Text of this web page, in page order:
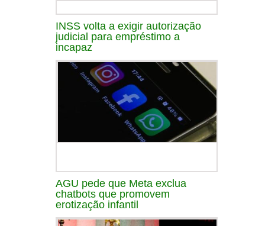
INSS volta a exigir autorização
judicial para empréstimo a
incapaz
AGU pede que Meta exclua
chatbots que promovem
erotização infantil